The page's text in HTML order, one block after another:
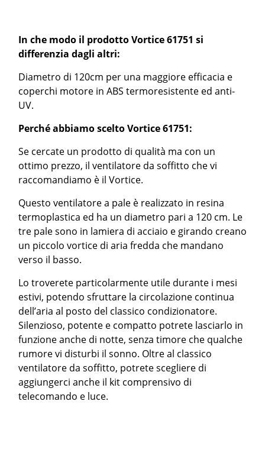
In che modo il prodotto Vortice 61751 si
differenzia dagli altri:
Diametro di 120cm per una maggiore efficacia e
coperchi motore in ABS termoresistente ed anti-
UV.
Perché abbiamo scelto Vortice 61751:
Se cercate un prodotto di qualità ma con un
ottimo prezzo, il ventilatore da soffitto che vi
raccomandiamo è il Vortice.
Questo ventilatore a pale è realizzato in resina
termoplastica ed ha un diametro pari a 120 cm. Le
tre pale sono in lamiera di acciaio e girando creano
un piccolo vortice di aria fredda che mandano
verso il basso.
Lo troverete particolarmente utile durante i mesi
estivi, potendo sfruttare la circolazione continua
dell’aria al posto del classico condizionatore.
Silenzioso, potente e compatto potrete lasciarlo in
funzione anche di notte, senza timore che qualche
rumore vi disturbi il sonno. Oltre al classico
ventilatore da soffitto, potrete scegliere di
aggiungerci anche il kit comprensivo di
telecomando e luce.